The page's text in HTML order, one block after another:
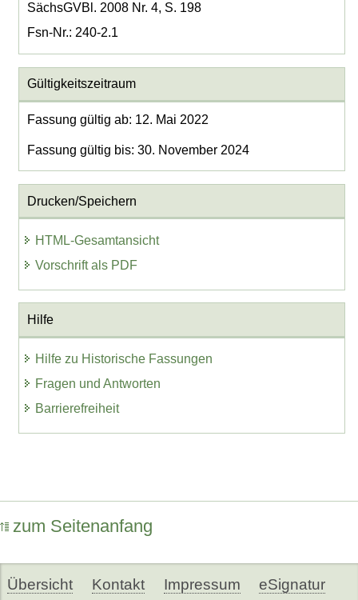
SächsGVBl. 2008 Nr. 4, S. 198
Fsn-Nr.: 240-2.1
Gültigkeitszeitraum
Fassung gültig ab: 12. Mai 2022
Fassung gültig bis: 30. November 2024
Drucken/Speichern
HTML-Gesamtansicht
Vorschrift als PDF
Hilfe
Hilfe zu Historische Fassungen
Fragen und Antworten
Barrierefreiheit
zum Seitenanfang
Übersicht Kontakt Impressum eSignatur